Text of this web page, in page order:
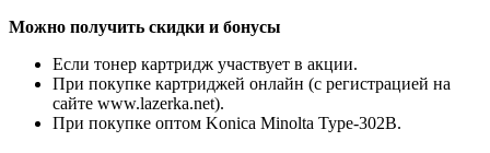
Можно получить скидки и бонусы
Если тонер картридж участвует в акции.
При покупке картриджей онлайн (с регистрацией на
сайте www.lazerka.net).
При покупке оптом Konica Minolta Type-302B.